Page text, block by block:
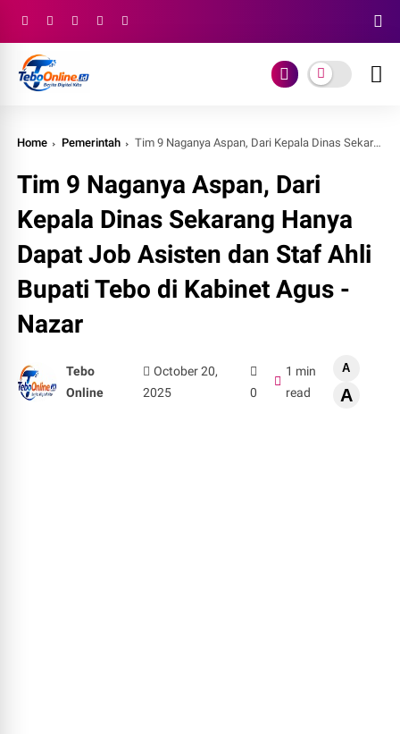
Home Pemerintah Tim 9 Naganya Aspan, Dari Kepala Dinas Sekarang Hanya Dapat Job Asisten dan Staf Ahli Bupati Tebo di Kabinet Agus - Nazar
Tim 9 Naganya Aspan, Dari
Kepala Dinas Sekarang Hanya
Dapat Job Asisten dan Staf Ahli
Bupati Tebo di Kabinet Agus -
Nazar
Tebo
Online
October 20,
2025
0
1 min
read
A
A